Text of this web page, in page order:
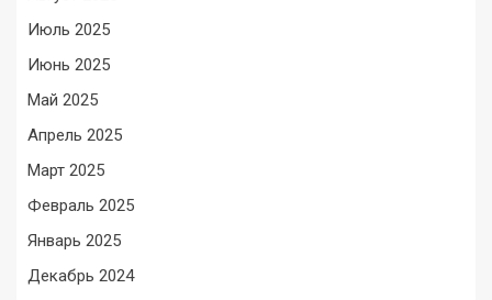
Июль 2025
Июнь 2025
Май 2025
Апрель 2025
Март 2025
Февраль 2025
Январь 2025
Декабрь 2024